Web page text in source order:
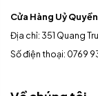
Cửa Hàng Uỷ Quyền
Địa chỉ: 351 Quang
Số điện thoại: 0769